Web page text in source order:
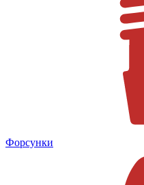
Форсунки